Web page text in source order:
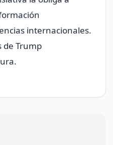
internacionales.
de Trump